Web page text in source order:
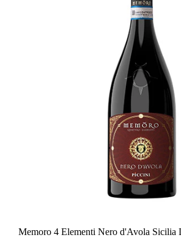
Memoro 4 Elementi Nero d'Avola Sicilia